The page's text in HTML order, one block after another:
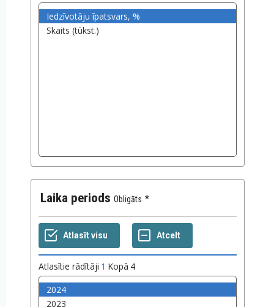
Laika periods Obligāts
Atlasītie rādītāji 1 Kopā 4